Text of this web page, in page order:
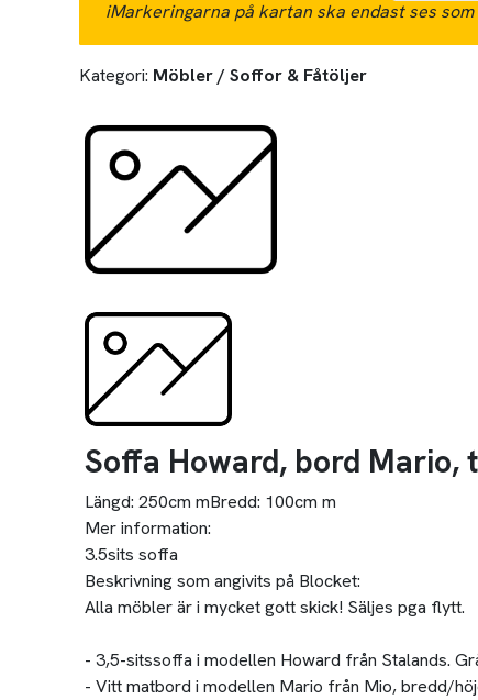
iMarkeringarna på kartan ska endast ses
Kategori: Möbler / Soffor & Fåtöljer
Soffa Howard, bord Mario,
Längd: 250cm mBredd: 100cm m
Mer information:
3.5sits soffa
Beskrivning som angivits på Blocket:
Alla möbler är i mycket gott skick! Säljes pga flytt.
- 3,5-sitssoffa i modellen Howard från Stalands.
- Vitt matbord i modellen Mario från Mio, bredd/